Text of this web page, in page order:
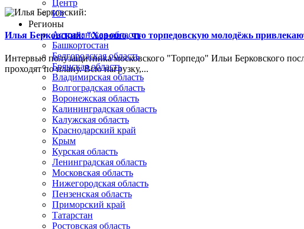
Илья Берковский: "Хорошо, что торпедовскую молодёжь
Интервью полузащитника московского "Торпедо" Ильи Берковского
проходят по плану. Всю нагрузку,...
Центр
Юг
Регионы
Астраханская область
Башкортостан
Белгородская область
Брянская область
Владимирская область
Волгоградская область
Воронежская область
Калининградская область
Калужская область
Краснодарский край
Крым
Курская область
Ленинградская область
Московская область
Нижегородская область
Пензенская область
Приморский край
Татарстан
Ростовская область